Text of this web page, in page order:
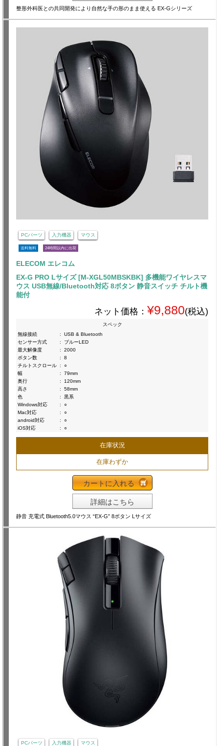
整形外科医との共同開発により自然な手の形のまま使える EX-Gシリーズ
PCパーツ 入力機器 マウス
送料無料 24時間以内に出荷
ELECOM エレコム
EX-G PRO Lサイズ [M-XGL50MBSKBK] 多機能ワイヤレスマ
ウス USB無線/Bluetooth対応 8ボタン 静音スイッチ チルト機
能付
ネット価格： ¥9,880(税込)
スペック
無線接続
:
USB & Bluetooth
センサー方式
:
ブルーLED
最大解像度
:
2000
ボタン数
:
8
チルトスクロール :
○
幅
:
79mm
奥行
:
120mm
高さ
:
58mm
色
:
黒系
Windows対応
:
○
Mac対応
:
○
android対応
:
○
iOS対応
: ○
在庫状況
在庫わずか
カートに入れる
詳細はこちら
静音 充電式 Bluetooth5.0マウス “EX-G” 8ボタン Lサイズ
PCパーツ 入力機器 マウス